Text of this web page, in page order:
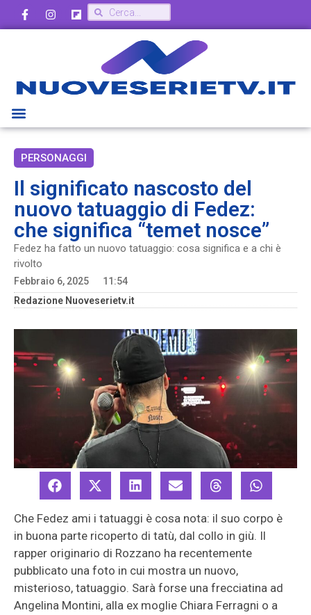
PERSONAGGI
Il significato nascosto del
nuovo tatuaggio di Fedez:
che significa “temet nosce”
Fedez ha fatto un nuovo tatuaggio: cosa significa e a chi è
rivolto
Febbraio 6, 2025
11:54
Redazione Nuoveserietv.it
Che Fedez ami i tatuaggi è cosa nota: il suo corpo è
in buona parte ricoperto di tatù, dal collo in giù. Il
rapper originario di Rozzano ha recentemente
pubblicato una foto in cui mostra un nuovo,
misterioso, tatuaggio. Sarà forse una frecciatina ad
Angelina Montini, alla ex moglie Chiara Ferragni o a